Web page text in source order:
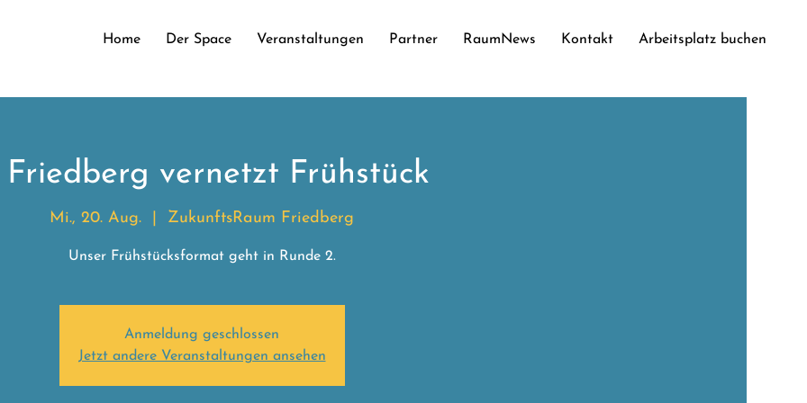
Home Der Space Veranstaltungen Partner RaumNews Kontakt Arbeitsplatz buchen
Friedberg vernetzt Frühstück
Mi., 20. Aug. ZukunftsRaum Friedberg
Unser Frühstücksformat geht in Runde 2.
Anmeldung geschlossen
Jetzt andere Veranstaltungen ansehen